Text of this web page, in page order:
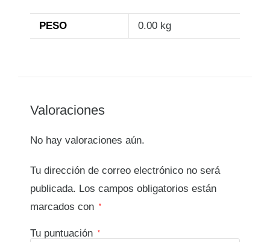
PESO 0.00 kg
Valoraciones
No hay valoraciones aún.
Tu dirección de correo electrónico no será
publicada. Los campos obligatorios están
marcados con
*
Tu puntuación *